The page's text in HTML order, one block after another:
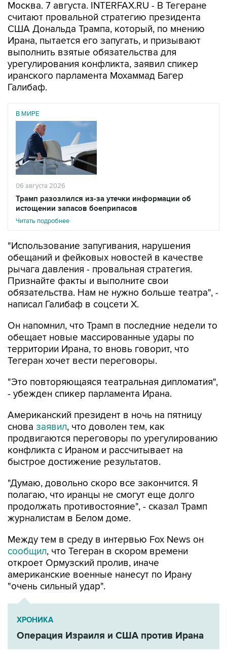
Москва. 7 августа. INTERFAX.RU - В Тегеране
считают провальной стратегию президента
США Дональда Трампа, который, по мнению
Ирана, пытается его запугать, и призывают
выполнить взятые обязательства для
урегулирования конфликта, заявил спикер
иранского парламента Мохаммад Багер
Галибаф.
В МИРЕ
06 августа 2026
Трамп разозлился из-за утечки информации об
истощении запасов боеприпасов
Читать подробнее
"Использование запугивания, нарушения
обещаний и фейковых новостей в качестве
рычага давления - провальная стратегия.
Признайте факты и выполните свои
обязательства. Нам не нужно больше театра", -
написал Галибаф в соцсети X.
Он напомнил, что Трамп в последние недели то
обещает новые массированные удары по
территории Ирана, то вновь говорит, что
Тегеран хочет вести переговоры.
"Это повторяющаяся театральная дипломатия",
- убежден спикер парламента Ирана.
Американский президент в ночь на пятницу
снова заявил, что доволен тем, как
продвигаются переговоры по урегулированию
конфликта с Ираном и рассчитывает на
быстрое достижение результатов.
"Думаю, довольно скоро все закончится. Я
полагаю, что иранцы не смогут еще долго
продолжать противостояние", - сказал Трамп
журналистам в Белом доме.
Между тем в среду в интервью Fox News он
сообщил, что Тегеран в скором времени
откроет Ормузский пролив, иначе
американские военные нанесут по Ирану
"очень сильный удар".
ХРОНИКА
Операция Израиля и США против Ирана